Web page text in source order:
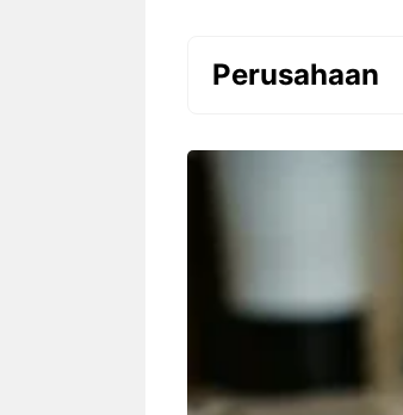
Perusahaan
Siapa sangka, dua nama besar di
dan Vicky Prasetyo, kini merambah